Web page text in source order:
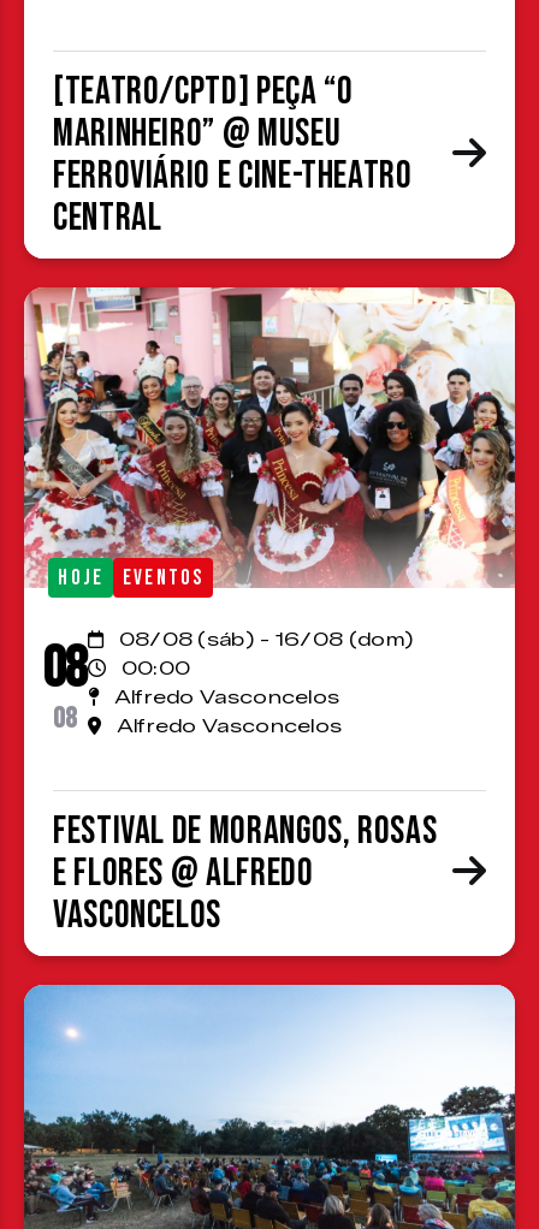
[TEATRO/CPTD] Peça “O
Marinheiro” @ Museu
Ferroviário e Cine-Theatro
Central
HOJE EVENTOS
08
08
08/08 (sáb) - 16/08 (dom)
00:00
Alfredo Vasconcelos
Alfredo Vasconcelos
Festival de Morangos, Rosas
e Flores @ Alfredo
Vasconcelos